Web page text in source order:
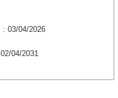
: 03/04/2026
04/2031